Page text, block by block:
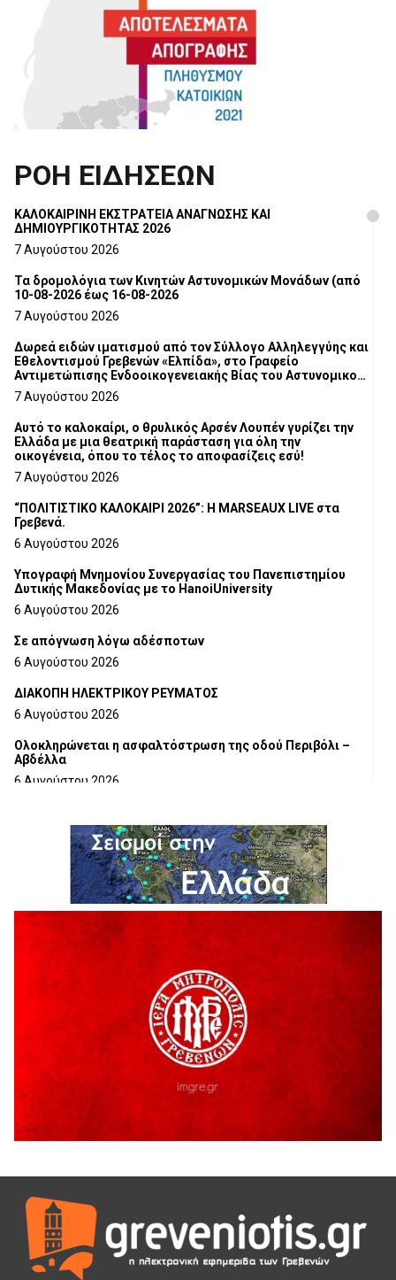
ΡΟΗ ΕΙΔΗΣΕΩΝ
ΚΑΛΟΚΑΙΡΙΝΗ ΕΚΣΤΡΑΤΕΙΑ ΑΝΑΓΝΩΣΗΣ ΚΑΙ
ΔΗΜΙΟΥΡΓΙΚΟΤΗΤΑΣ 2026
7 Αυγούστου 2026
Τα δρομολόγια των Κινητών Αστυνομικών Μονάδων (από
10-08-2026 έως 16-08-2026
7 Αυγούστου 2026
Δωρεά ειδών ιματισμού από τον Σύλλογο Αλληλεγγύης και
Εθελοντισμού Γρεβενών «Ελπίδα», στο Γραφείο
Αντιμετώπισης Ενδοοικογενειακής Βίας του Αστυνομικού
Τμήματος Γρεβενών
7 Αυγούστου 2026
Αυτό το καλοκαίρι, ο θρυλικός Αρσέν Λουπέν γυρίζει την
Ελλάδα με μια θεατρική παράσταση για όλη την
οικογένεια, όπου το τέλος το αποφασίζεις εσύ!
7 Αυγούστου 2026
“ΠΟΛΙΤΙΣΤΙΚΟ ΚΑΛΟΚΑΙΡΙ 2026”: Η MARSEAUX LIVE στα
Γρεβενά.
6 Αυγούστου 2026
Υπογραφή Μνημονίου Συνεργασίας του Πανεπιστημίου
Δυτικής Μακεδονίας με το HanoiUniversity
6 Αυγούστου 2026
Σε απόγνωση λόγω αδέσποτων
6 Αυγούστου 2026
ΔΙΑΚΟΠΗ ΗΛΕΚΤΡΙΚΟΥ ΡΕΥΜΑΤΟΣ
6 Αυγούστου 2026
Ολοκληρώνεται η ασφαλτόστρωση της οδού Περιβόλι –
Αβδέλλα
6 Αυγούστου 2026
5 Αυγούστου 2026
Ο ΑΝΔΡΕΑΣ ΑΣΛΑΝΙΔΗΣ ΣΥΝΕΧΙΖΕΙ ΣΤΟΝ ΠΡΩΤΕΑ
ΓΡΕΒΕΝΩΝ
5 Αυγούστου 2026
Ευχαριστήριο Εκπολιτιστικού Συλλόγου Ταξιάρχη προς κ.
Παρασχάκη Αθανάσιο
Διακοπή υδροδότησης του Α΄ κλάδου ύδρευσης
5 Αυγούστου 2026
Η Marseaux στα Γρεβενά για μια μοναδική συναυλία
Θερινό Σινεμά στο πλαίσιο του «Πολιτιστικού
Καλοκαιριού 2026» με την βραβευμένη ταινία «Μικρές
Ανάσες».
εξοπλισμού γυμναστηρίου
5 Αυγούστου 2026
ΑΗ ΛΑΟΣ | 5 Αυγούστου | Υπαίθριο Θέατρο “Καστράκι”,
Γρεβενά